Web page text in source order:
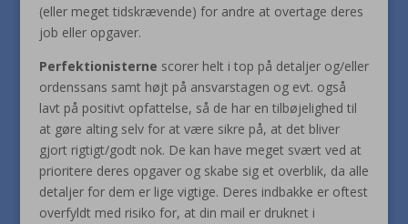
(eller meget tidskrævende) for andre at overtage deres
job eller opgaver.
Perfektionisterne scorer helt i top på detaljer og/eller
ordenssans samt højt på ansvarstagen og evt. også
lavt på positivt opfattelse, så de har en tilbøjelighed til
at gøre alting selv for at være sikre på, at det bliver
gjort rigtigt/godt nok. De kan have meget svært ved at
prioritere deres opgaver og skabe sig et overblik, da alle
detaljer for dem er lige vigtige. Deres indbakke er oftest
overfyldt med risiko for, at din mail er druknet i